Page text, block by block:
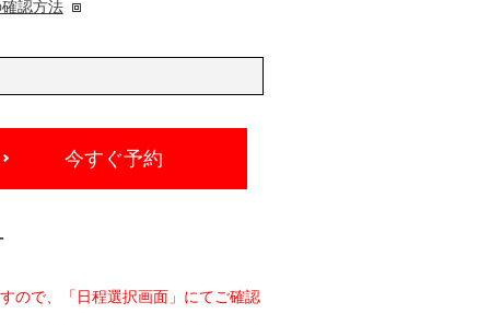
認方法
今すぐ予約
ので、「日程選択画面」にてご確認